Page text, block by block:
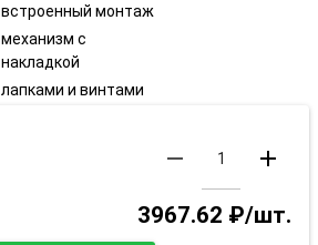
встроенный монтаж
механизм с
накладкой
лапками и винтами
remove add
3967.62 ₽/шт.